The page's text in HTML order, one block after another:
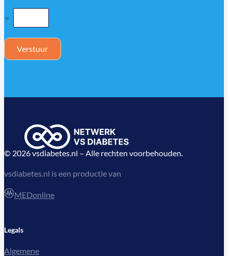
=
Verstuur
© 2026 vsdiabetes.nl – Alle rechten voorbehouden.
vsdiabetes.nl is een productie van
MEDonline
Legals
Algemene